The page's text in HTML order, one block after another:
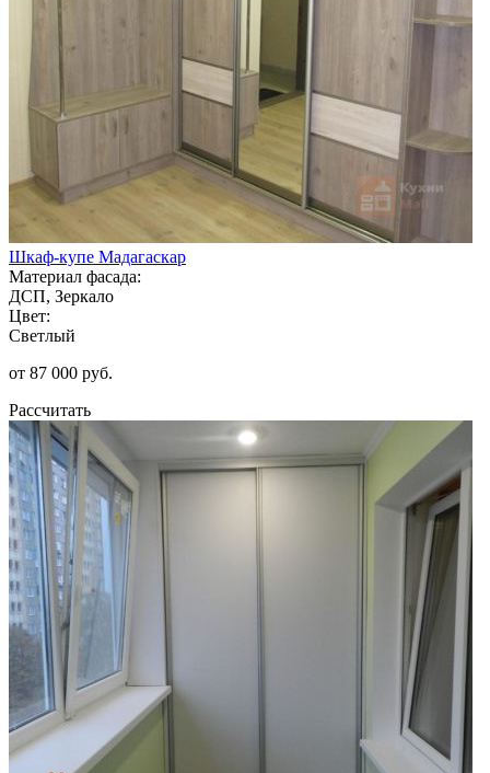
Шкаф-купе Мадагаскар
Материал фасада:
ДСП, Зеркало
Цвет:
Светлый
от 87 000 руб.
Рассчитать